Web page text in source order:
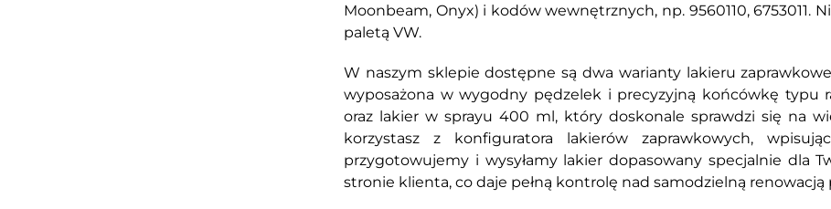
Moonbeam, Onyx) i kodów wewnętrznych, np. 9560110, 6753011.
paletą VW.
W naszym sklepie dostępne są dwa warianty lakieru
wyposażona w wygodny pędzelek i precyzyjną końcówkę typu
oraz lakier w sprayu 400 ml, który doskonale sprawdzi się na
korzystasz z konfiguratora lakierów zaprawkowych,
przygotowujemy i wysyłamy lakier dopasowany specjalnie dla
stronie klienta, co daje pełną kontrolę nad samodzielną renowacją